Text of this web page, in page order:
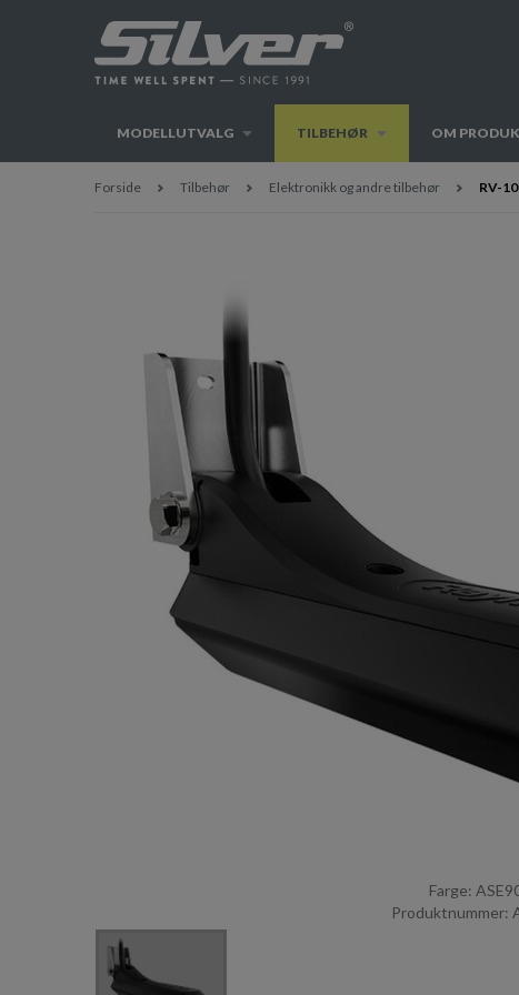
MODELLUTVALG TILBEHØR OM
Forside Tilbehør Elektronikk og andre tilbehør RV-
Farge:
Produktnummer: